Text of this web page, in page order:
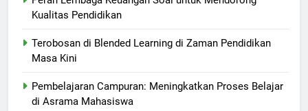
Kualitas Pendidikan
Terobosan di Blended Learning di Zaman Pendidikan
Masa Kini
Pembelajaran Campuran: Meningkatkan Proses Belajar
di Asrama Mahasiswa